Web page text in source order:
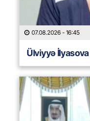
07.08.2026 - 16:45
Ülviyyə